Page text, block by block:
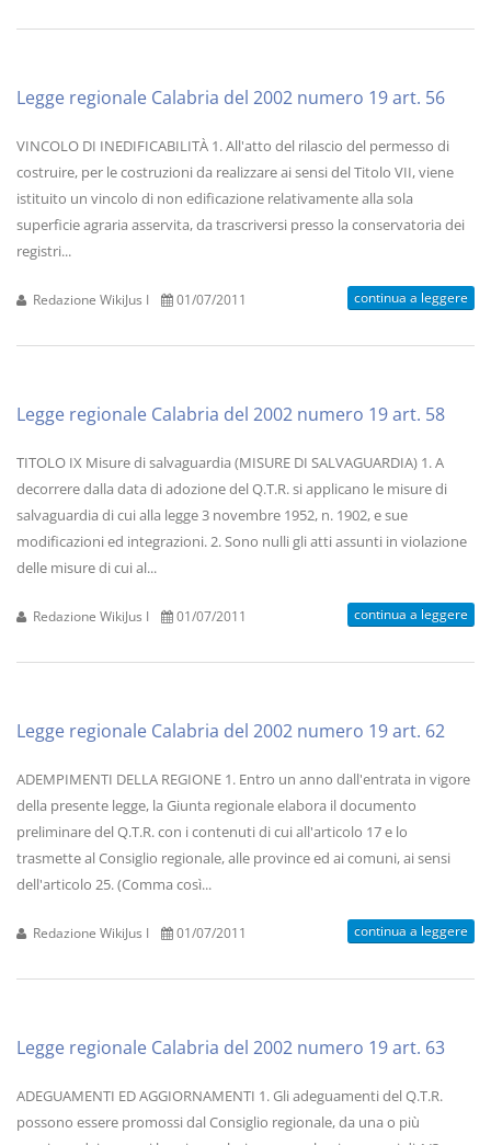
Legge regionale Calabria del 2002 numero 19 art. 56
VINCOLO DI INEDIFICABILITÀ 1. All'atto del rilascio del permesso di
costruire, per le costruzioni da realizzare ai sensi del Titolo VII, viene
istituito un vincolo di non edificazione relativamente alla sola
superficie agraria asservita, da trascriversi presso la conservatoria dei
registri...
Redazione WikiJus I 01/07/2011 continua a leggere
Legge regionale Calabria del 2002 numero 19 art. 58
TITOLO IX Misure di salvaguardia (MISURE DI SALVAGUARDIA) 1. A
decorrere dalla data di adozione del Q.T.R. si applicano le misure di
salvaguardia di cui alla legge 3 novembre 1952, n. 1902, e sue
modificazioni ed integrazioni. 2. Sono nulli gli atti assunti in violazione
delle misure di cui al...
Redazione WikiJus I 01/07/2011 continua a leggere
Legge regionale Calabria del 2002 numero 19 art. 62
ADEMPIMENTI DELLA REGIONE 1. Entro un anno dall'entrata in vigore
della presente legge, la Giunta regionale elabora il documento
preliminare del Q.T.R. con i contenuti di cui all'articolo 17 e lo
trasmette al Consiglio regionale, alle province ed ai comuni, ai sensi
dell'articolo 25. (Comma così...
Redazione WikiJus I 01/07/2011 continua a leggere
Legge regionale Calabria del 2002 numero 19 art. 63
ADEGUAMENTI ED AGGIORNAMENTI 1. Gli adeguamenti del Q.T.R.
possono essere promossi dal Consiglio regionale, da una o più